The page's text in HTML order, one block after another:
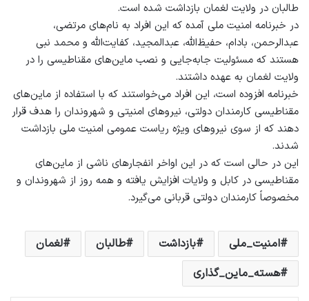
طالبان در ولایت لغمان بازداشت شده است.
در خبرنامه امنیت ملی آمده که این افراد به نام‌های مرتضی،
عبدالرحمن، بادام، حفیظ‌الله، عبدالمجید، کفایت‌الله و محمد نبی
هستند که مسئولیت جابه‌جایی و نصب ماین‌های مقناطیسی را در
ولایت لغمان به عهده داشتند.
خبرنامه افزوده است، این افراد می‌خواستند که با استفاده از ماین‌های
مقناطیسی کارمندان دولتی، نیروهای امنیتی و شهروندان را هدف قرار
دهند که از سوی نیروهای ویژه ریاست عمومی امنیت ملی بازداشت
شدند.
این در حالی است که در این اواخر انفجارهای ناشی از ماین‌های
مقناطیسی در کابل و ولایات افزایش یافته و همه روز از شهروندان و
مخصوصاً کارمندان دولتی قربانی می‌گیرد.
امنیت_ملی بازداشت طالبان
لغمان
هسته_ماین_گذاری